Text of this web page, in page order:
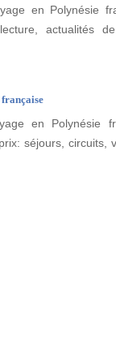
en Polynésie
actualités
en Polynésie
séjours, circuits,